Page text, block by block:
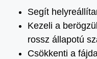
Segít
Kezeli a
rossz állapotú
Csökkenti a